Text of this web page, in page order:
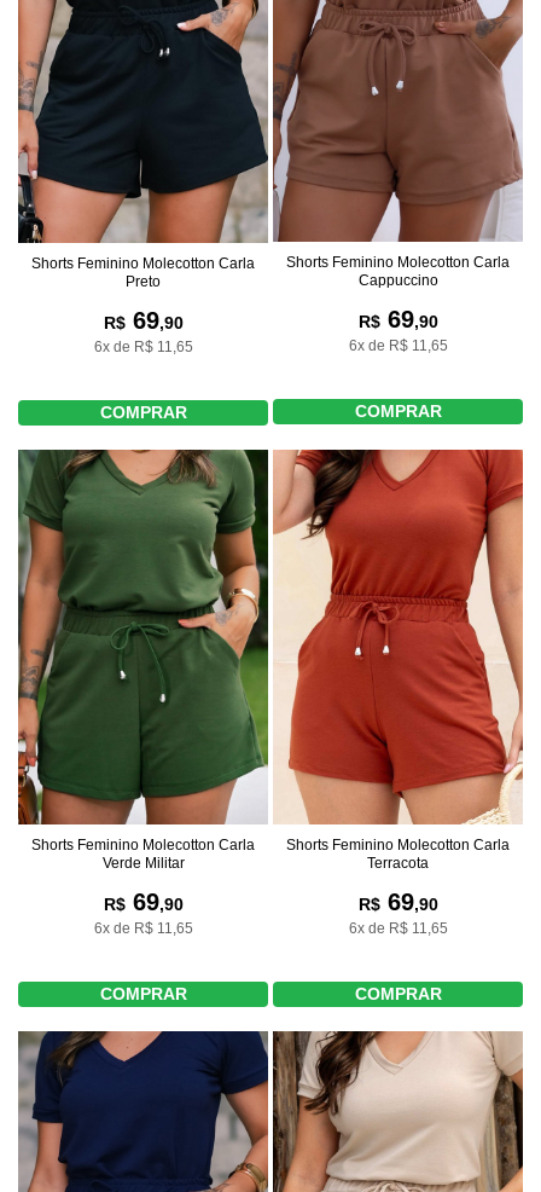
Shorts Feminino Molecotton Carla
Preto
R$69,90
6x de R$ 11,65
COMPRAR
Shorts Feminino Molecotton Carla
Cappuccino
R$69,90
6x de R$ 11,65
COMPRAR
Shorts Feminino Molecotton Carla
Verde Militar
R$69,90
6x de R$ 11,65
COMPRAR
Shorts Feminino Molecotton Carla
Terracota
R$69,90
6x de R$ 11,65
COMPRAR